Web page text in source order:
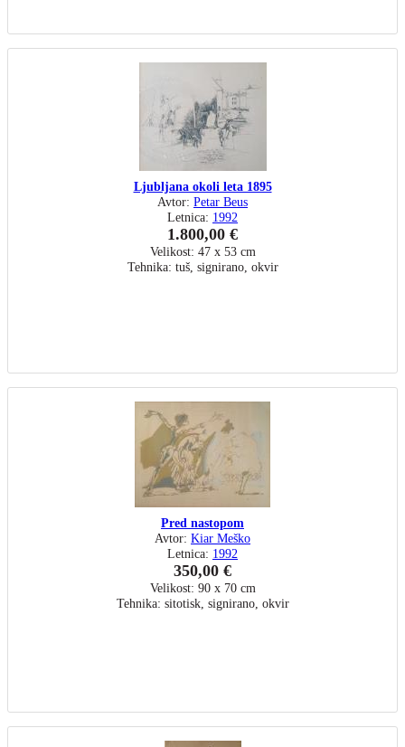
Ljubljana okoli leta 1895
Avtor: Petar Beus
Letnica: 1992
1.800,00 €
Velikost: 47 x 53 cm
Tehnika: tuš, signirano, okvir
Pred nastopom
Avtor: Kiar Meško
Letnica: 1992
350,00 €
Velikost: 90 x 70 cm
Tehnika: sitotisk, signirano, okvir